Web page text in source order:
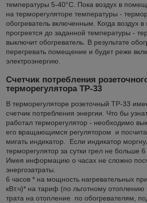
температуры 5-40°С. Пока воздух в
на терморегуляторе температуры -
обогреватель включенным. Когда воздух
прогреется до заданной температуры -
выключит обогреватель. В результате
перегревать помещение и будет реже
электроэнергию.
Счетчик потребления
терморегулятора ТР-33
В терморегуляторе розеточный ТР-33
счетчик потребления энергии. Что бы
работал терморегулятор - необходимо
его вращающимся регулятором и
мигать индикатор. Если индикатор
терморегулятор за сутки грел не больше 6
Имея информацию о часах не сложно
энергозатраты.
6 часов * на мощность нагревательных
кВт.ч)* на тариф (по льготному
трата на отопление по обогревателям,